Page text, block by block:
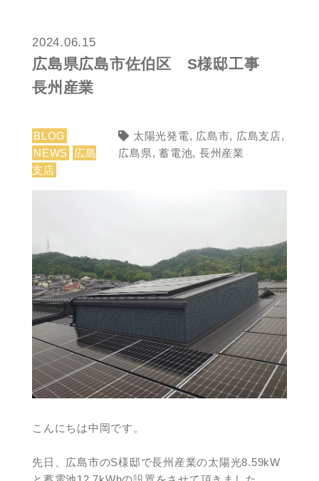
2024.06.15
広島県広島市佐伯区 S様邸工事
長州産業
BLOG
NEWS
広島
支店
太陽光発電, 広島市, 広島支店,
広島県,蓄電池, 長州産業
こんにちは中岡です。
先日、広島市のS様邸で長州産業の太陽光8.59kW